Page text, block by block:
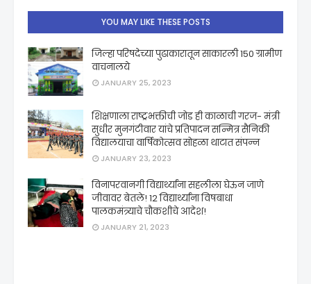
YOU MAY LIKE THESE POSTS
जिल्हा परिषदेच्या पुढाकारातून साकारली 150 ग्रामीण
वाचनालये
JANUARY 25, 2023
शिक्षणाला राष्ट्रभक्तीची जोड ही काळाची गरज- मंत्री
सुधीर मुनगंटीवार यांचे प्रतिपादन सन्मित्र सैनिकी
विद्यालयाचा वार्षिकोत्सव सोहळा थाटात संपन्न
JANUARY 23, 2023
विनापरवानगी विद्यार्थ्यांना सहलीला घेऊन जाणे
जीवावर बेतले! 12 विद्यार्थ्यांना विषबाधा
पालकमंत्र्याचे चौकशीचे आदेश!
JANUARY 21, 2023